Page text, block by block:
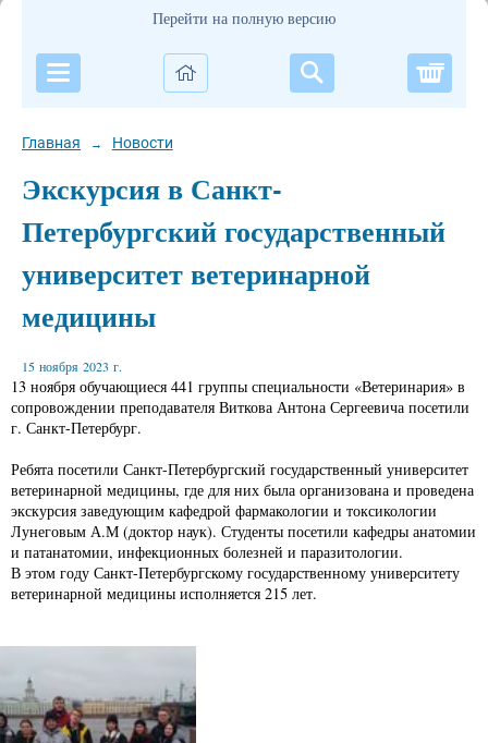
Перейти на полную версию
Главная → Новости
Экскурсия в Санкт-
Петербургский государственный
университет ветеринарной
медицины
15 ноября 2023 г.
13 ноября обучающиеся 441 группы специальности «Ветеринария» в
сопровождении преподавателя Виткова Антона Сергеевича посетили
г. Санкт-Петербург.
Ребята посетили Санкт-Петербургский государственный университет
ветеринарной медицины, где для них была организована и проведена
экскурсия заведующим кафедрой фармакологии и токсикологии
Лунеговым А.М (доктор наук). Студенты посетили кафедры анатомии
и патанатомии, инфекционных болезней и паразитологии.
В этом году Санкт-Петербургскому государственному университету
ветеринарной медицины исполняется 215 лет.